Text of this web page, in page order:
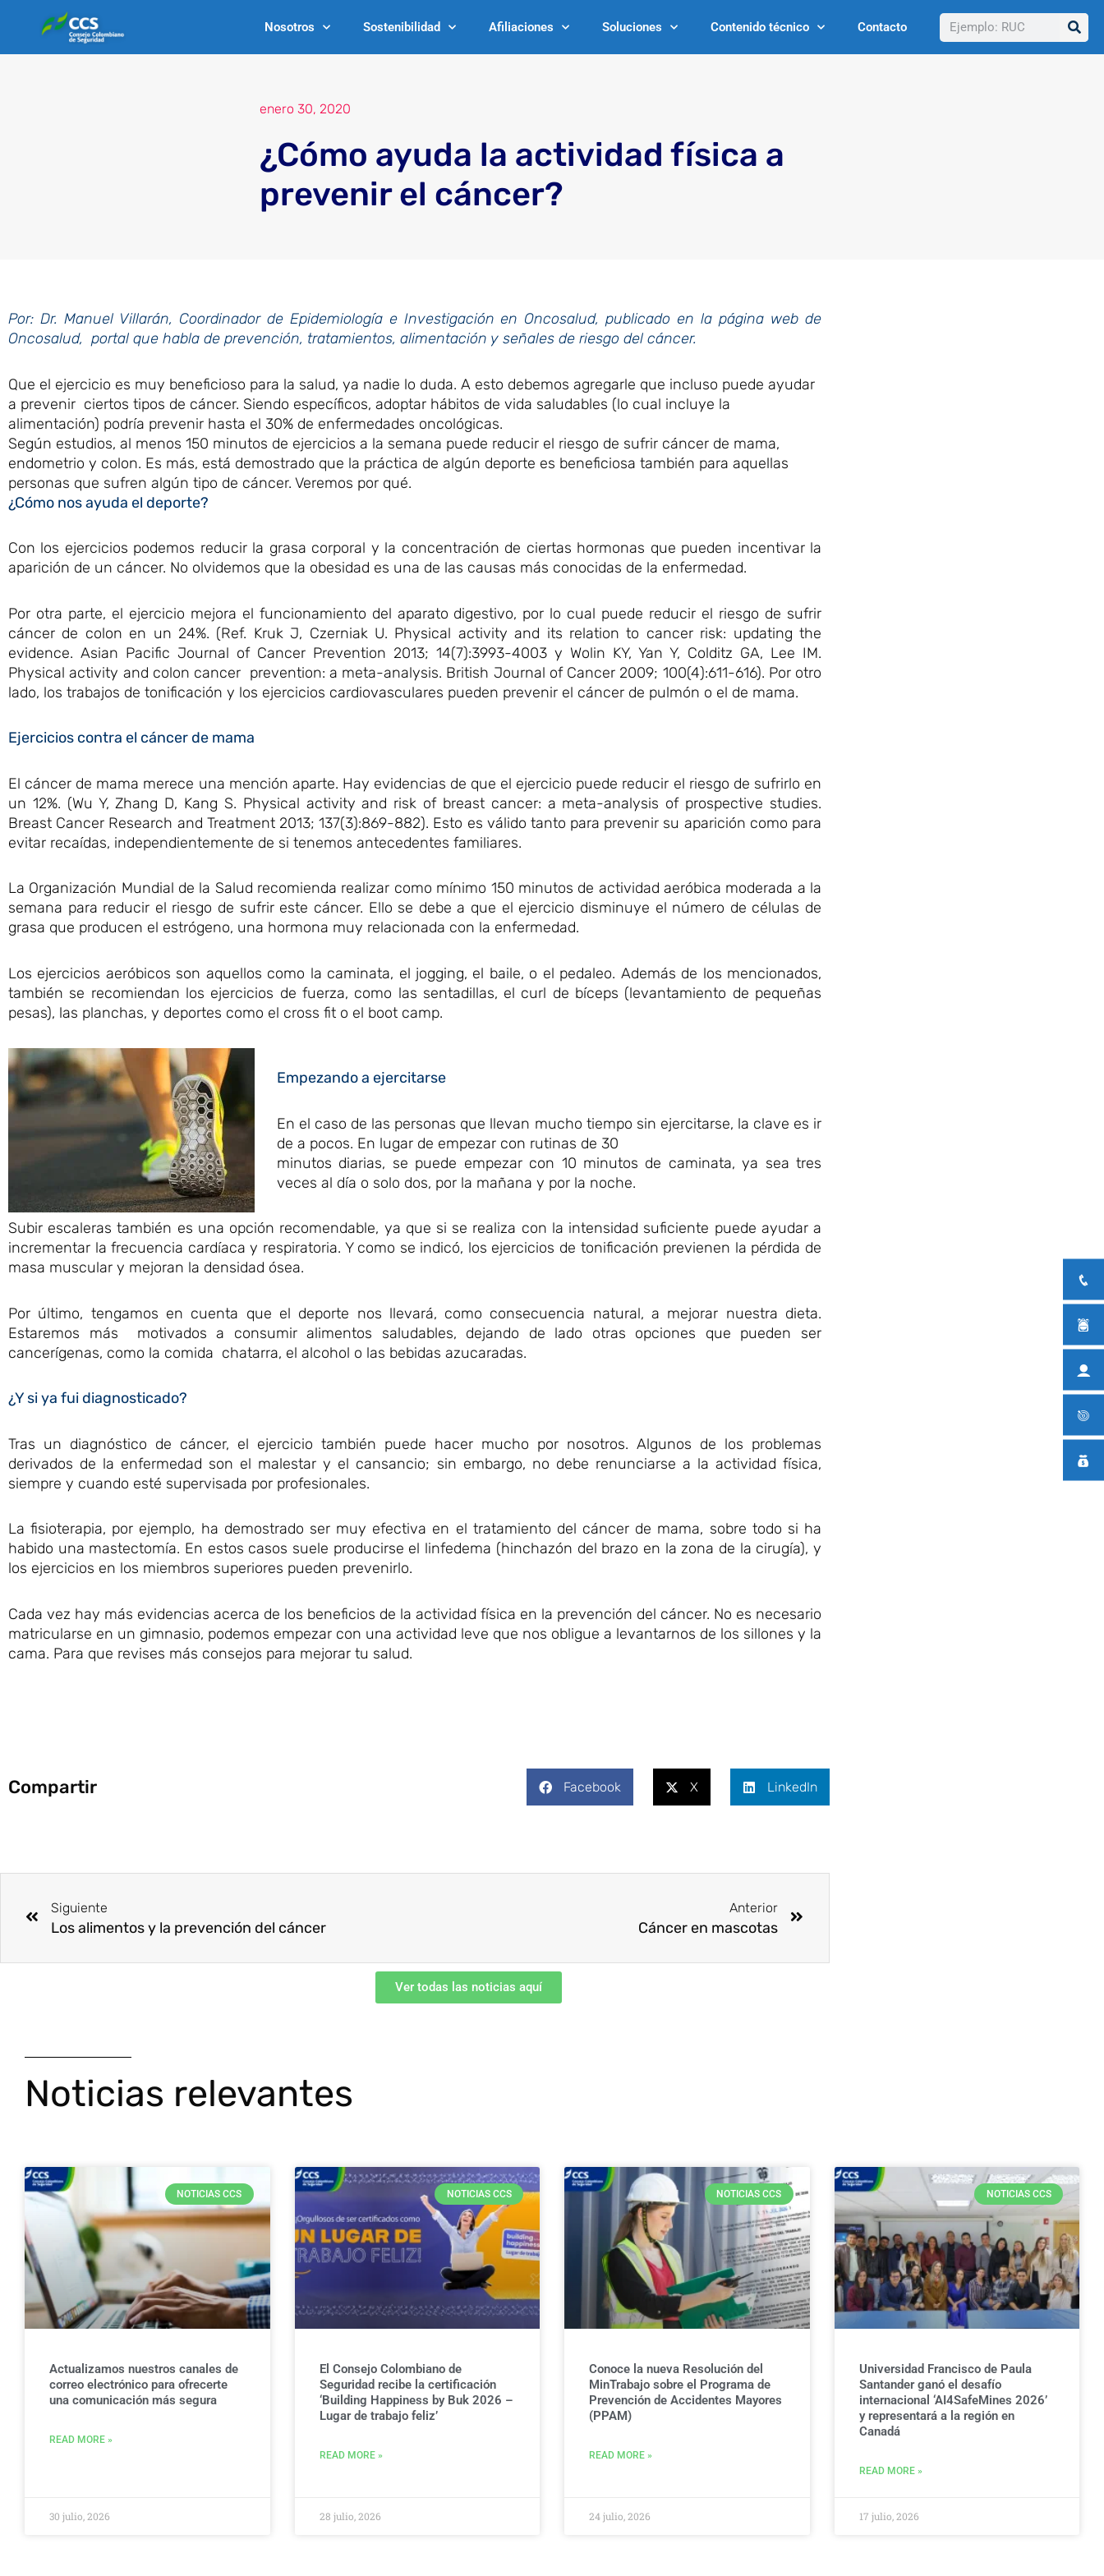
Nosotros Sostenibilidad Afiliaciones Soluciones Contenido técnico Contacto Buscar
enero 30, 2020
¿Cómo ayuda la actividad física a
prevenir el cáncer?
Por: Dr. Manuel Villarán, Coordinador de Epidemiología e Investigación en Oncosalud, publicado en la página web de
Oncosalud, portal que habla de prevención, tratamientos, alimentación y señales de riesgo del cáncer.
Que el ejercicio es muy beneficioso para la salud, ya nadie lo duda. A esto debemos agregarle que incluso puede ayudar
a prevenir ciertos tipos de cáncer. Siendo específicos, adoptar hábitos de vida saludables (lo cual incluye la
alimentación) podría prevenir hasta el 30% de enfermedades oncológicas.
Según estudios, al menos 150 minutos de ejercicios a la semana puede reducir el riesgo de sufrir cáncer de mama,
endometrio y colon. Es más, está demostrado que la práctica de algún deporte es beneficiosa también para aquellas
personas que sufren algún tipo de cáncer. Veremos por qué.
¿Cómo nos ayuda el deporte?
Con los ejercicios podemos reducir la grasa corporal y la concentración de ciertas hormonas que pueden incentivar la
aparición de un cáncer. No olvidemos que la obesidad es una de las causas más conocidas de la enfermedad.
Por otra parte, el ejercicio mejora el funcionamiento del aparato digestivo, por lo cual puede reducir el riesgo de sufrir
cáncer de colon en un 24%. (Ref. Kruk J, Czerniak U. Physical activity and its relation to cancer risk: updating the
evidence. Asian Pacific Journal of Cancer Prevention 2013; 14(7):3993-4003 y Wolin KY, Yan Y, Colditz GA, Lee IM.
Physical activity and colon cancer prevention: a meta-analysis. British Journal of Cancer 2009; 100(4):611-616). Por otro
lado, los trabajos de tonificación y los ejercicios cardiovasculares pueden prevenir el cáncer de pulmón o el de mama.
Ejercicios contra el cáncer de mama
El cáncer de mama merece una mención aparte. Hay evidencias de que el ejercicio puede reducir el riesgo de sufrirlo en
un 12%. (Wu Y, Zhang D, Kang S. Physical activity and risk of breast cancer: a meta-analysis of prospective studies.
Breast Cancer Research and Treatment 2013; 137(3):869-882). Esto es válido tanto para prevenir su aparición como para
evitar recaídas, independientemente de si tenemos antecedentes familiares.
La Organización Mundial de la Salud recomienda realizar como mínimo 150 minutos de actividad aeróbica moderada a la
semana para reducir el riesgo de sufrir este cáncer. Ello se debe a que el ejercicio disminuye el número de células de
grasa que producen el estrógeno, una hormona muy relacionada con la enfermedad.
Los ejercicios aeróbicos son aquellos como la caminata, el jogging, el baile, o el pedaleo. Además de los mencionados,
también se recomiendan los ejercicios de fuerza, como las sentadillas, el curl de bíceps (levantamiento de pequeñas
pesas), las planchas, y deportes como el cross fit o el boot camp.
Empezando a ejercitarse
En el caso de las personas que llevan mucho tiempo sin ejercitarse, la clave es ir
de a pocos. En lugar de empezar con rutinas de 30
minutos diarias, se puede empezar con 10 minutos de caminata, ya sea tres
veces al día o solo dos, por la mañana y por la noche.
Subir escaleras también es una opción recomendable, ya que si se realiza con la intensidad suficiente puede ayudar a
incrementar la frecuencia cardíaca y respiratoria. Y como se indicó, los ejercicios de tonificación previenen la pérdida de
masa muscular y mejoran la densidad ósea.
Por último, tengamos en cuenta que el deporte nos llevará, como consecuencia natural, a mejorar nuestra dieta.
Estaremos más motivados a consumir alimentos saludables, dejando de lado otras opciones que pueden ser
cancerígenas, como la comida chatarra, el alcohol o las bebidas azucaradas.
¿Y si ya fui diagnosticado?
Tras un diagnóstico de cáncer, el ejercicio también puede hacer mucho por nosotros. Algunos de los problemas
derivados de la enfermedad son el malestar y el cansancio; sin embargo, no debe renunciarse a la actividad física,
siempre y cuando esté supervisada por profesionales.
La fisioterapia, por ejemplo, ha demostrado ser muy efectiva en el tratamiento del cáncer de mama, sobre todo si ha
habido una mastectomía. En estos casos suele producirse el linfedema (hinchazón del brazo en la zona de la cirugía), y
los ejercicios en los miembros superiores pueden prevenirlo.
Cada vez hay más evidencias acerca de los beneficios de la actividad física en la prevención del cáncer. No es necesario
matricularse en un gimnasio, podemos empezar con una actividad leve que nos obligue a levantarnos de los sillones y la
cama. Para que revises más consejos para mejorar tu salud.
Compartir Facebook X LinkedIn
Siguiente
Los alimentos y la prevención del cáncer
Anterior
Cáncer en mascotas
Ver todas las noticias aquí
Noticias relevantes
NOTICIAS CCS
Actualizamos nuestros canales de
correo electrónico para ofrecerte
una comunicación más segura
READ MORE »
30 julio, 2026
NOTICIAS CCS
El Consejo Colombiano de
Seguridad recibe la certificación
‘Building Happiness by Buk 2026 –
Lugar de trabajo feliz’
READ MORE »
28 julio, 2026
NOTICIAS CCS
Conoce la nueva Resolución del
MinTrabajo sobre el Programa de
Prevención de Accidentes Mayores
(PPAM)
READ MORE »
24 julio, 2026
NOTICIAS CCS
Universidad Francisco de Paula
Santander ganó el desafío
internacional ‘AI4SafeMines 2026’
y representará a la región en
Canadá
READ MORE »
17 julio, 2026